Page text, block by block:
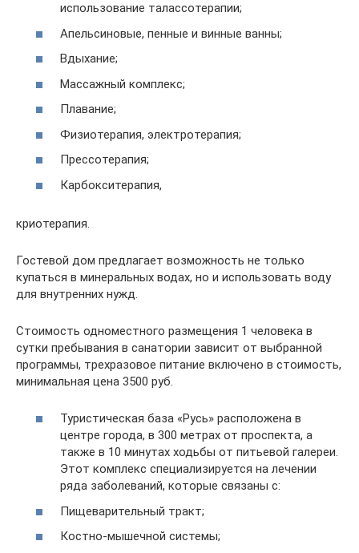
использование талассотерапии;
Апельсиновые, пенные и винные ванны;
Вдыхание;
Массажный комплекс;
Плавание;
Физиотерапия, электротерапия;
Прессотерапия;
Карбокситерапия,
криотерапия.
Гостевой дом предлагает возможность не только
купаться в минеральных водах, но и использовать воду
для внутренних нужд.
Стоимость одноместного размещения 1 человека в
сутки пребывания в санатории зависит от выбранной
программы, трехразовое питание включено в стоимость,
минимальная цена 3500 руб.
Туристическая база «Русь» расположена в
центре города, в 300 метрах от проспекта, а
также в 10 минутах ходьбы от питьевой галереи.
Этот комплекс специализируется на лечении
ряда заболеваний, которые связаны с:
Пищеварительный тракт;
Костно-мышечной системы;